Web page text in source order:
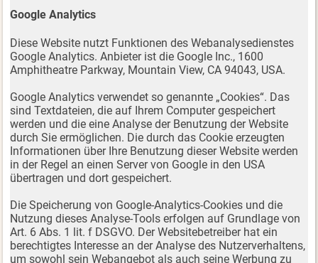
Google Analytics
Diese Website nutzt Funktionen des Webanalysedienstes
Google Analytics. Anbieter ist die Google Inc., 1600
Amphitheatre Parkway, Mountain View, CA 94043, USA.
Google Analytics verwendet so genannte „Cookies“. Das
sind Textdateien, die auf Ihrem Computer gespeichert
werden und die eine Analyse der Benutzung der Website
durch Sie ermöglichen. Die durch das Cookie erzeugten
Informationen über Ihre Benutzung dieser Website werden
in der Regel an einen Server von Google in den USA
übertragen und dort gespeichert.
Die Speicherung von Google-Analytics-Cookies und die
Nutzung dieses Analyse-Tools erfolgen auf Grundlage von
Art. 6 Abs. 1 lit. f DSGVO. Der Websitebetreiber hat ein
berechtigtes Interesse an der Analyse des Nutzerverhaltens,
um sowohl sein Webangebot als auch seine Werbung zu